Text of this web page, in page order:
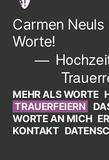
Carmen
Worte!
MEHR ALS WORTE
TRAUERFEIERN
WORTE AN MICH
KONTAKT